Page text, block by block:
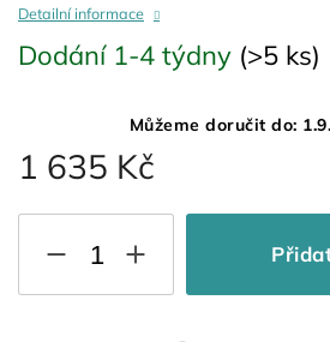
1 635 Kč
Dodání 1-4 týdny (>5 ks)
Můžeme doručit do:
Detailní informace